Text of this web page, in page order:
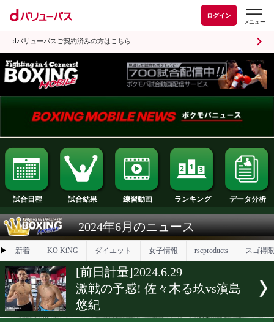
ログイン
dバリューパスご契約済みの方はこちら
試合日程 試合結果 練習動画 ランキング
2024年6月のニュース
▶ 新着 KO KiNG